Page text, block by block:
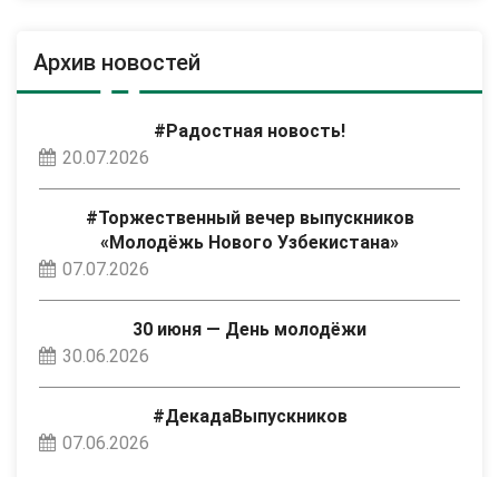
Архив новостей
#Радостная новость!
20.07.2026
#Торжественный вечер выпускников
«Молодёжь Нового Узбекистана»
07.07.2026
30 июня — День молодёжи
30.06.2026
#ДекадаВыпускников
07.06.2026